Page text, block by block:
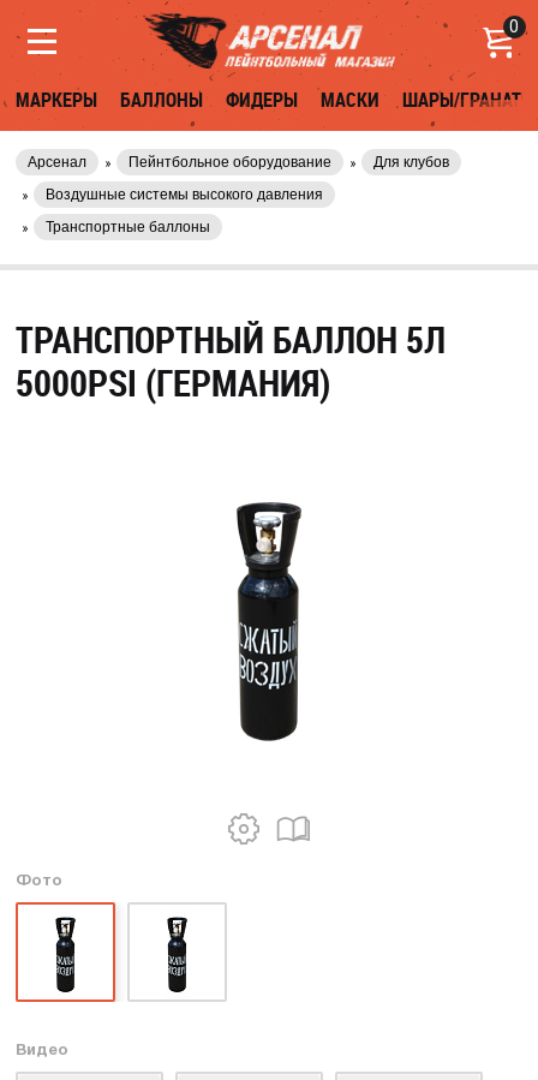
0
МАРКЕРЫ БАЛЛОНЫ ФИДЕРЫ МАСКИ ШАРЫ/ГРАНАТЫ
Арсенал Пейнтбольное оборудование
Для клубов
Воздушные системы высокого давления
Транспортные баллоны
ТРАНСПОРТНЫЙ БАЛЛОН 5Л
5000PSI (ГЕРМАНИЯ)
Фото
Видео